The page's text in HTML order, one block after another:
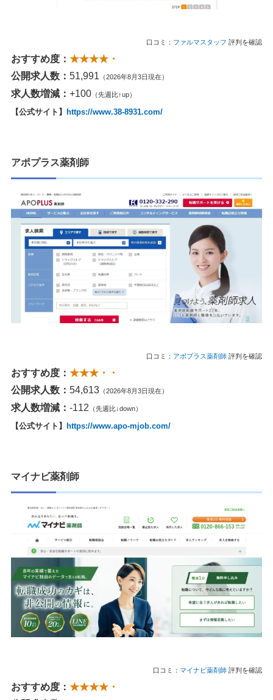
口コミ： ファルマスタッフ 評判を確認
おすすめ度： ★★★★・
公開求人数： 51,991 （2026年8月3日現在）
求人数増減： +100 （先週比↑up）
【公式サイト】 https://www.38-8931.com/
アポプラス薬剤師
口コミ： アポプラス薬剤師 評判を確認
おすすめ度： ★★★・・
公開求人数： 54,613 （2026年8月3日現在）
求人数増減： -112 （先週比↓down）
【公式サイト】 https://www.apo-mjob.com/
マイナビ薬剤師
口コミ： マイナビ薬剤師 評判を確認
おすすめ度： ★★★★・